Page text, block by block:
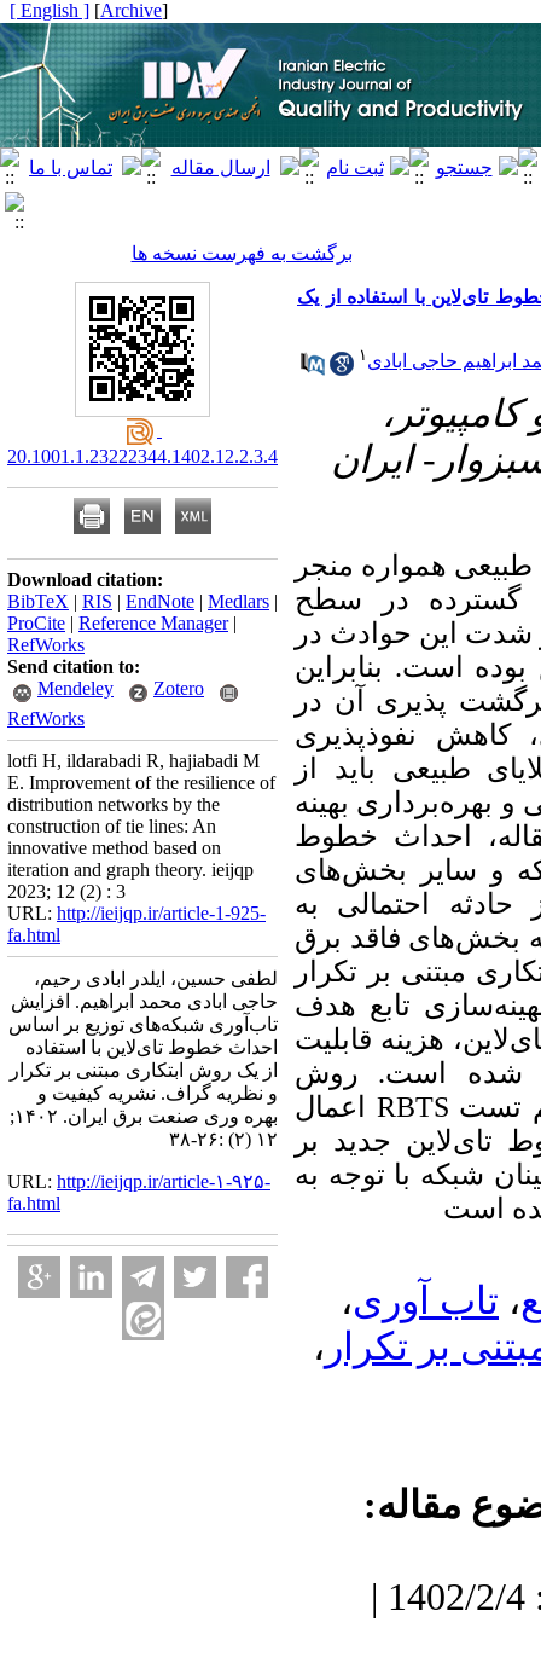
[
Archive
]
[ English ]
برگشت به فهرست نسخه ها
تای‌لاین با استفاده از یک
ابراهیم حاجی ابادی ۱
ایران
همواره منجر
گسترده در سطح
شدت این حوادث در
بوده است. بنابراین
پذیری آن در
کاهش نفوذپذیری
طبیعی باید از
بهره‌برداری بهینه
احداث خطوط
و سایر بخش‌های
احتمالی به
بخش‌های فاقد برق
مبتنی بر تکرار
تابع هدف
هزینه قابلیت
شده است. روش
تست
اعمال
تای‌لاین جدید بر
شبکه با توجه به
است
، تاب آوری،
بر تکرار ،
مقاله:
دریافت: 1401/6/5 | پذیرش: 1402/2/4 |
20.1001.1.23222344.1402.12.2.3.4
Download citation:
BibTeX | RIS | EndNote | Medlars |
ProCite | Reference Manager|
RefWorks
Send citation to:
Mendeley
Zotero
RefWorks
lotfi H, ildarabadi R, hajiabadi M
E. Improvement of the resilience of
distribution networks by the
construction of tie lines: An
innovative method based on
iteration and graph theory. ieijqp
2023; 12 (2) : 3
URL: http://ieijqp.ir/article-1-925-
fa.html
لطفی حسین، ایلدر ابادی رحیم،
حاجی ابادی محمد ابراهیم. افزایش
تاب‌آوری شبکه‌های توزیع بر اساس
احداث خطوط تای‌لاین با استفاده
از یک روش ابتکاری مبتنی بر تکرار
و نظریه گراف. نشریه کیفیت و
بهره وری صنعت برق ایران. ۱۴۰۲;
۱۲ (۲) :۲۶-۳۸
URL: http://ieijqp.ir/article-۱-۹۲۵-
fa.html